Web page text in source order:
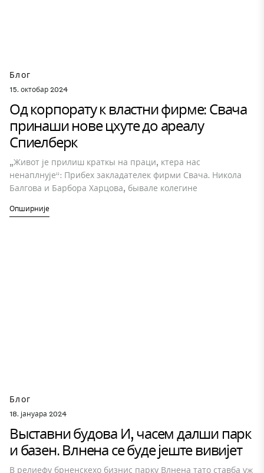
Блог
15. октобар 2024
Од корпорату к властни фирме: Свача
принаши нове цхуте до ареалу
Спиелберк
„Живот је прилиш краткы на праци, ктера нас
ненаплнује“: Прибех закладателек фирми Свача. Никола
Балгова и Барбора Харцова, бывале колегине
Опширније
Блог
18. јануара 2024
Выставни будова И, часем далши парк
и базен. Влнена се буде јеште вивијет
В релиефу брненскехо бизнис парку Влнена тато ставба уж